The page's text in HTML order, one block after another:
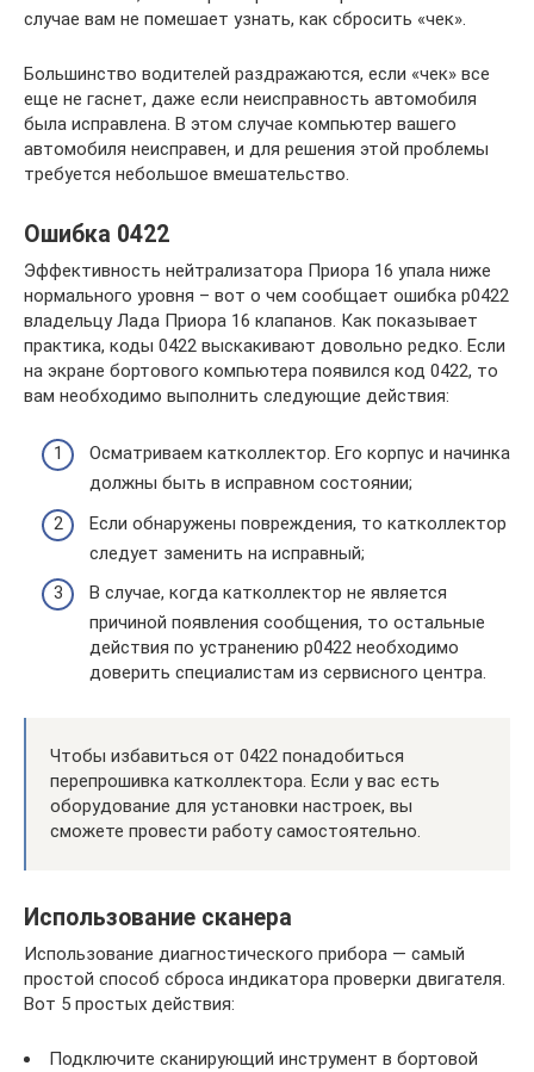
случае вам не помешает узнать, как сбросить «чек».
Большинство водителей раздражаются, если «чек» все
еще не гаснет, даже если неисправность автомобиля
была исправлена. В этом случае компьютер вашего
автомобиля неисправен, и для решения этой проблемы
требуется небольшое вмешательство.
Ошибка 0422
Эффективность нейтрализатора Приора 16 упала ниже
нормального уровня – вот о чем сообщает ошибка р0422
владельцу Лада Приора 16 клапанов. Как показывает
практика, коды 0422 выскакивают довольно редко. Если
на экране бортового компьютера появился код 0422, то
вам необходимо выполнить следующие действия:
Осматриваем катколлектор. Его корпус и начинка
должны быть в исправном состоянии;
Если обнаружены повреждения, то катколлектор
следует заменить на исправный;
В случае, когда катколлектор не является
причиной появления сообщения, то остальные
действия по устранению р0422 необходимо
доверить специалистам из сервисного центра.
Чтобы избавиться от 0422 понадобиться
перепрошивка катколлектора. Если у вас есть
оборудование для установки настроек, вы
сможете провести работу самостоятельно.
Использование сканера
Использование диагностического прибора — самый
простой способ сброса индикатора проверки двигателя.
Вот 5 простых действия:
Подключите сканирующий инструмент в бортовой